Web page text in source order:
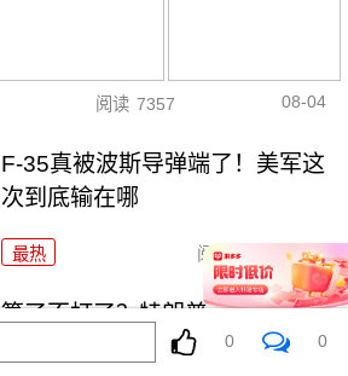
阅读 7357 08-04
F-35真被波斯导弹端了！美军这
次到底输在哪
最热 阅读 7136
算了不打了？特朗普这脚刹车，
把全世界都晃吐了
0 0